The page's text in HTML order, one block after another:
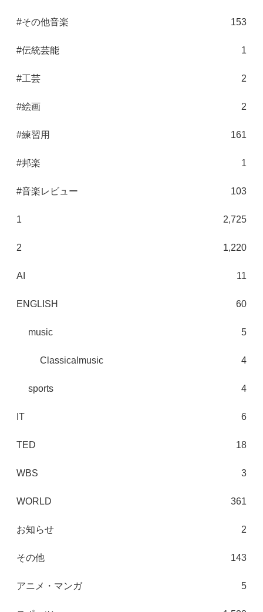
#その他音楽 153
#伝統芸能 1
#工芸 2
#絵画 2
#練習用 161
#邦楽 1
#音楽レビュー 103
1 2,725
2 1,220
AI 11
ENGLISH 60
music 5
Classicalmusic 4
sports 4
IT 6
TED 18
WBS 3
WORLD 361
お知らせ 2
その他 143
アニメ・マンガ 5